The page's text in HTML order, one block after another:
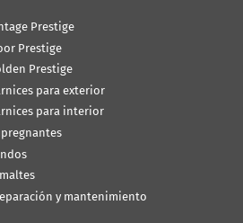
Prestige
Prestige
Prestige
para exterior
para interior
y mantenimiento